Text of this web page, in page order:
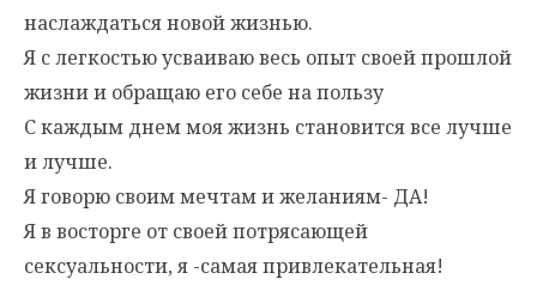
наслаждаться новой жизнью.
Я с легкостью усваиваю весь опыт своей прошлой
жизни и обращаю его себе на пользу
С каждым днем моя жизнь становится все лучше
и лучше.
Я говорю своим мечтам и желаниям- ДА!
Я в восторге от своей потрясающей
сексуальности, я -самая привлекательная!